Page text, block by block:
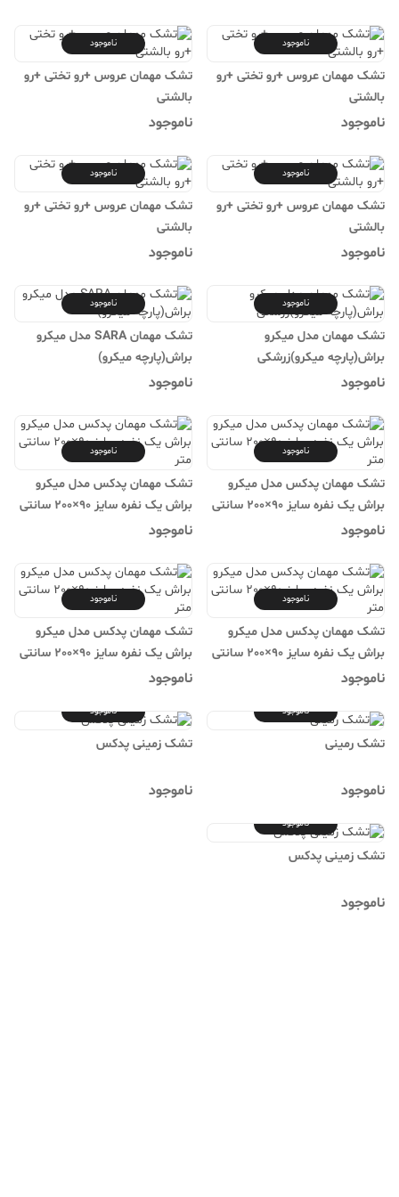
ناموجود
تشک مهمان عروس +رو تختی +رو
بالشتی
ناموجود
ناموجود
تشک مهمان عروس +رو تختی +رو
بالشتی
ناموجود
ناموجود
تشک مهمان عروس +رو تختی +رو
بالشتی
ناموجود
ناموجود
تشک مهمان عروس +رو تختی +رو
بالشتی
ناموجود
ناموجود
تشک مهمان مدل میکرو
براش(پارچه میکرو)زرشکی
ناموجود
ناموجود
تشک مهمان SARA مدل میکرو
براش(پارچه میکرو)
ناموجود
ناموجود
تشک مهمان پدکس مدل میکرو
براش یک نفره سایز 90×200 سانتی
متر
ناموجود
ناموجود
تشک مهمان پدکس مدل میکرو
براش یک نفره سایز 90×200 سانتی
متر
ناموجود
ناموجود
تشک مهمان پدکس مدل میکرو
براش یک نفره سایز 90×200 سانتی
متر
ناموجود
ناموجود
تشک مهمان پدکس مدل میکرو
براش یک نفره سایز 90×200 سانتی
متر
ناموجود
ناموجود
تشک رمینی
ناموجود
ناموجود
تشک زمینی پدکس
ناموجود
ناموجود
تشک زمینی پدکس
ناموجود